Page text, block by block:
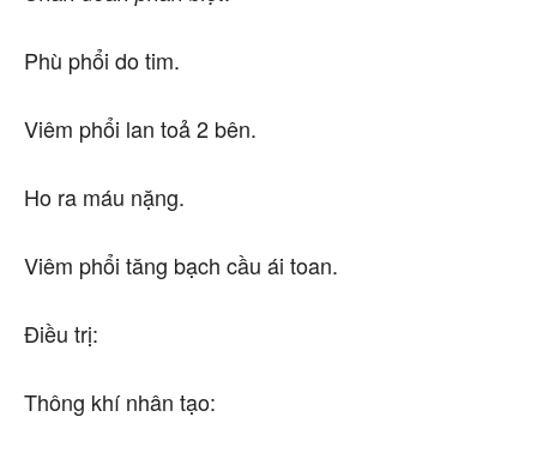
Phù phổi do tim.
Viêm phổi lan toả 2 bên.
Ho ra máu nặng.
Viêm phổi tăng bạch cầu ái toan.
Điều trị:
Thông khí nhân tạo: